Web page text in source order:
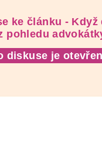
ke článku -
pohledu
diskuse je